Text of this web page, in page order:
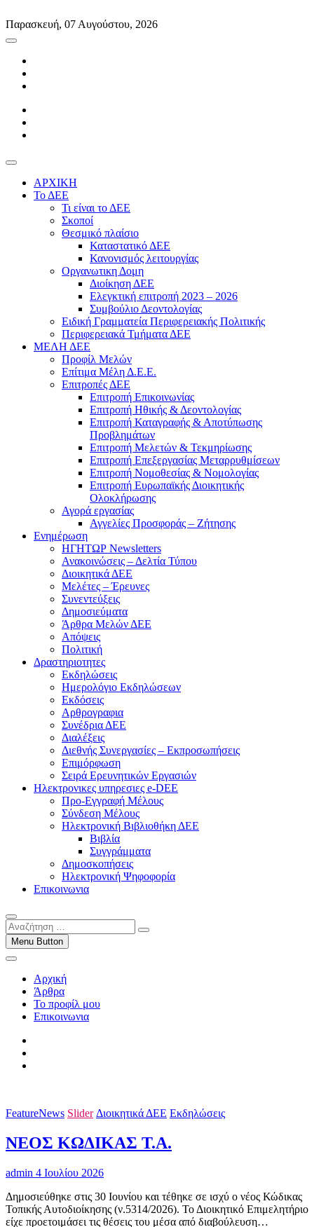
to
content
Παρασκευή, 07 Αυγούστου, 2026
ΑΡΧΙΚΗ
Το ΔΕΕ
Τι είναι το ΔΕΕ
Σκοποί
Θεσμικό πλαίσιο
Καταστατικό ΔΕΕ
Κανονισμός λειτουργίας
Οργανωτικη Δομη
Διοίκηση ΔΕΕ
Ελεγκτική επιτροπή 2023 – 2026
Συμβούλιο Δεοντολογίας
Ειδική Γραμματεία Περιφερειακής Πολιτικής
Περιφερειακά Τμήματα ΔΕΕ
ΜΕΛΗ ΔΕΕ
Προφίλ Μελών
Επίτιμα Mέλη Δ.Ε.Ε.
Επιτροπές ΔΕΕ
Επιτροπή Επικοινωνίας
Επιτροπή Ηθικής & Δεοντολογίας
Επιτροπή Καταγραφής & Αποτύπωσης
Προβλημάτων
Επιτροπή Μελετών & Τεκμηρίωσης
Επιτροπή Επεξεργασίας Μεταρρυθμίσεων
Επιτροπή Νομοθεσίας & Νομολογίας
Επιτροπή Ευρωπαϊκής Διοικητικής
Ολοκλήρωσης
Αγορά εργασίας
Αγγελίες Προσφοράς – Ζήτησης
Ενημέρωση
ΗΓΗΤΩΡ Newsletters
Ανακοινώσεις – Δελτία Τύπου
Διοικητικά ΔΕΕ
Μελέτες – Έρευνες
Συνεντεύξεις
Δημοσιεύματα
Άρθρα Μελών ΔΕΕ
Απόψεις
Πολιτική
Δραστηριοτητες
Εκδηλώσεις
Ημερολόγιο Εκδηλώσεων
Εκδόσεις
Αρθρογραφια
Συνέδρια ΔΕΕ
Διαλέξεις
Διεθνής Συνεργασίες – Εκπροσωπήσεις
Επιμόρφωση
Σειρά Ερευνητικών Εργασιών
Ηλεκτρονικες υπηρεσιες e-DEE
Προ-Εγγραφή Μέλους
Σύνδεση Μέλους
Ηλεκτρονική Βιβλιοθήκη ΔΕΕ
Βιβλία
Συγγράμματα
Δημοσκοπήσεις
Ηλεκτρονική Ψηφοφορία
Επικοινωνια
Αναζήτηση
…Menu Button
Αρχική
Άρθρα
Το προφίλ μου
Επικοινωνια
FeatureNews Slider Διοικητικά ΔΕΕ Εκδηλώσεις
ΝΕΟΣ ΚΩΔΙΚΑΣ Τ.Α.
admin 4 Ιουλίου 2026
Δημοσιεύθηκε στις 30 Ιουνίου και τέθηκε σε ισχύ ο νέος Κώδικας
Τοπικής Αυτοδιοίκησης (ν.5314/2026). Το Διοικητικό Επιμελητήριο
είχε προετοιμάσει τις θέσεις του μέσα από διαβούλευση…